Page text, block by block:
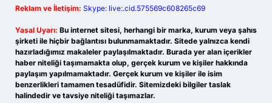
Reklam ve İletişim: Skype: live:.cid.575569c608265c69
Yasal Uyarı: Bu internet sitesi, herhangi bir marka, kurum veya şahıs
şirketi ile hiçbir bağlantısı bulunmamaktadır. Sitede yalnızca kendi
hazırladığımız makaleler paylaşılmaktadır. Burada yer alan içerikler
haber niteliği taşımamakta olup, gerçek kurum ve kişiler hakkında
paylaşım yapılmamaktadır. Gerçek kurum ve kişiler ile isim
benzerlikleri tamamen tesadüfidir. Sitemizdeki bilgiler taslak
halindedir ve tavsiye niteliği taşımazlar.